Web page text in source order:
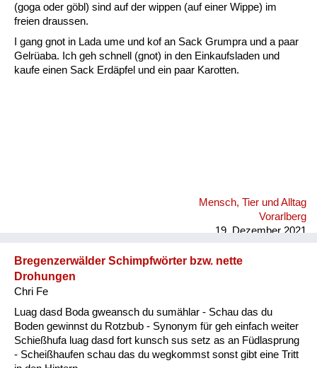
(goga oder göbl) sind auf der wippen (auf einer Wippe) im
freien draussen.
I gang gnot in Lada ume und kof an Sack Grumpra und a paar
Gelrüaba. Ich geh schnell (gnot) in den Einkaufsladen und
kaufe einen Sack Erdäpfel und ein paar Karotten.
Mensch, Tier und Alltag
Vorarlberg
19. Dezember 2021
Bregenzerwälder Schimpfwörter bzw. nette
Drohungen
Chri Fe
Luag dasd Boda gweansch du sumählar - Schau das du
Boden gewinnst du Rotzbub - Synonym für geh einfach weiter
Schießhufa luag dasd fort kunsch sus setz as an Füdlasprung
- Scheißhaufen schau das du wegkommst sonst gibt eine Tritt